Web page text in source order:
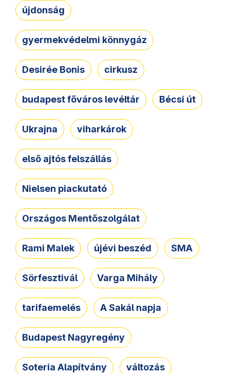
újdonság
gyermekvédelmi könnygáz
Desirée Bonis cirkusz
budapest főváros levéltár Bécsi út
Ukrajna viharkárok
első ajtós felszállás
Nielsen piackutató
Országos Mentőszolgálat
Rami Malek újévi beszéd SMA
Sörfesztivál Varga Mihály
tarifaemelés A Sakál napja
Budapest Nagyregény
Soteria Alapítvány változás